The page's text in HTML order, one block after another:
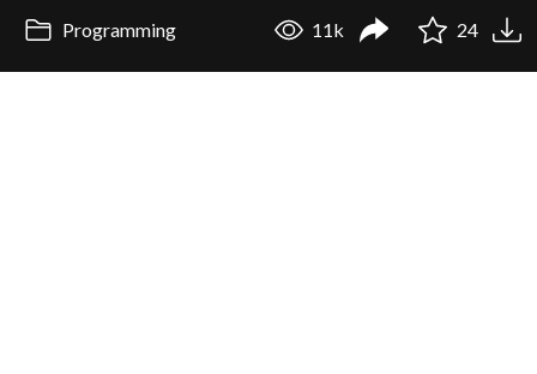
Programming 11k 24